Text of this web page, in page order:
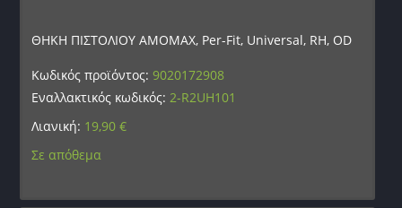
ΘΗΚΗ ΠΙΣΤΟΛΙΟΥ AMOMAX, Per-Fit, Universal, RH, OD
Κωδικός προϊόντος:9020172908
Εναλλακτικός κωδικός:2-R2UH101
Λιανική: 19,90€
Σε απόθεμα